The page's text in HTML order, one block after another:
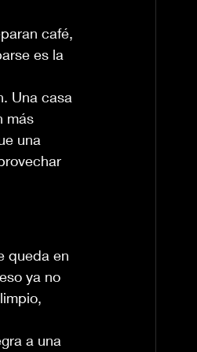
café,
es la
Una casa
más
una
queda en
ya no
a una